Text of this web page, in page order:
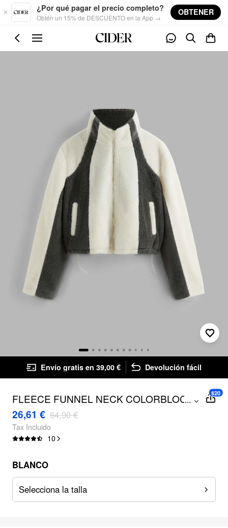
Skip to main content
¿Por qué pagar el precio completo?
Obtén un 15% de DESCUENTO en la App →
OBTENER
Envío gratis en 39,00 € Devolución fácil
FLEECE FUNNEL NECK COLORBLOCK
BORG JACKET
...
26,61 € 64,90 €
Tax Incluido
10
$20
BLANCO
Selecciona la talla